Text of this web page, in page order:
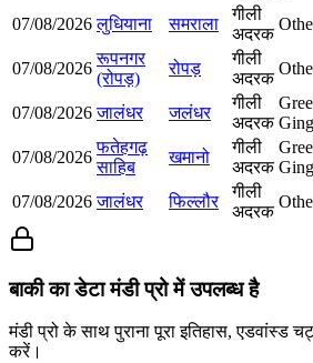
07/08/2026 लुधियाना समराला
गीली
अदरक
07/08/2026
रूपनगर
(रोपड़)
रोपड़
गीली
अदरक
07/08/2026 जालंधर जलंधर
गीली
अदरक
07/08/2026
फतेहगढ़
साहिब
खमानो
गीली
अदरक
07/08/2026 जालंधर फिल्लौर
गीली
अदरक
बाकी का डेटा मंडी प्रो में उपलब्ध है
मंडी प्रो के साथ पुराना पूरा इतिहास,
करें।